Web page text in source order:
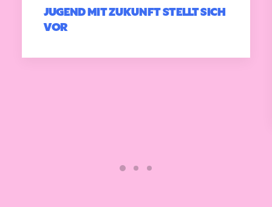
JUGEND MIT ZUKUNFT STELLT SICH
VOR